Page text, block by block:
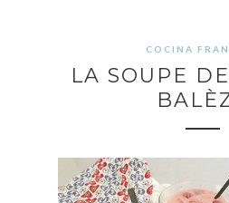
COCINA
LA SOUPE